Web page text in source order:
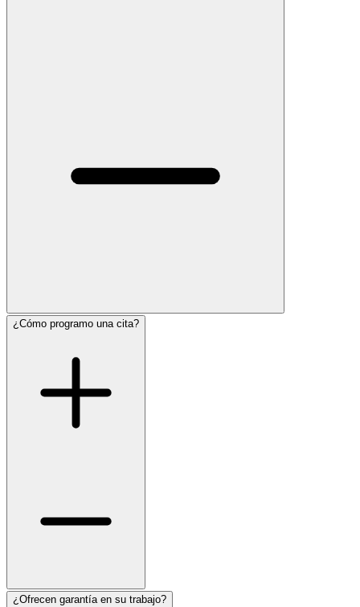
¿Cómo programo una cita?
¿Ofrecen garantía en su trabajo?